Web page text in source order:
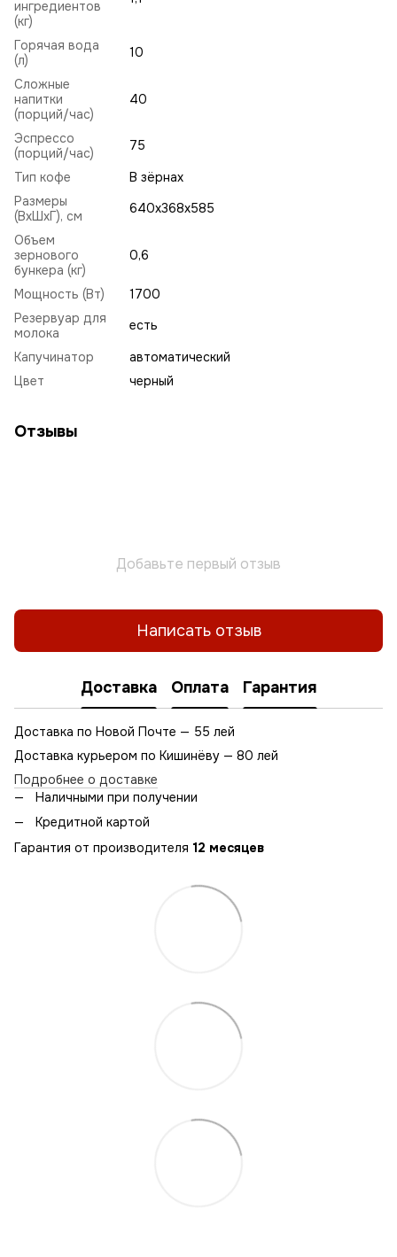
ингредиентов
(кг)
Горячая вода
(л)
10
Сложные
напитки
(порций/час)
40
Эспрессо
(порций/час)
75
Тип кофе
В зёрнах
Размеры
(ВхШхГ), см
640x368x585
Объем
зернового
бункера (кг)
0,6
Мощность (Вт)
1700
Резервуар для
молока
есть
Капучинатор
автоматический
Цвет
черный
Отзывы
Добавьте первый отзыв
Написать отзыв
Доставка Оплата Гарантия
Доставка по Новой Почте — 55 лей
Доставка курьером по Кишинёву — 80 лей
Подробнее о доставке
Наличными при получении
Кредитной картой
Гарантия от производителя 12 месяцев